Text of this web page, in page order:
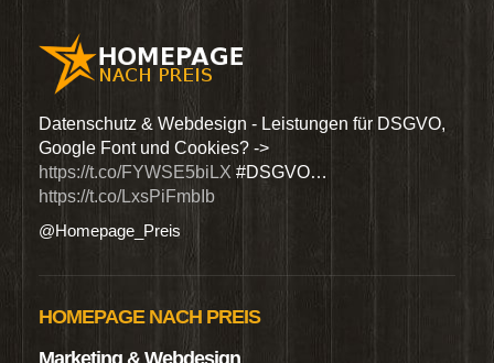
Datenschutz & Webdesign - Leistungen für DSGVO,
Google Font und Cookies? ->
https://t.co/FYWSE5biLX #DSGVO…
https://t.co/LxsPiFmbIb
@Homepage_Preis
HOMEPAGE NACH PREIS
Marketing & Webdesign